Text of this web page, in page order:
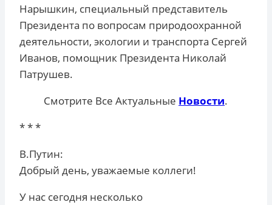
Нарышкин, специальный представитель
Президента по вопросам природоохранной
деятельности, экологии и транспорта Сергей
Иванов, помощник Президента Николай
Патрушев.
Смотрите Все Актуальные Новости.
* * *
В.Путин:
Добрый день, уважаемые коллеги!
У нас сегодня несколько